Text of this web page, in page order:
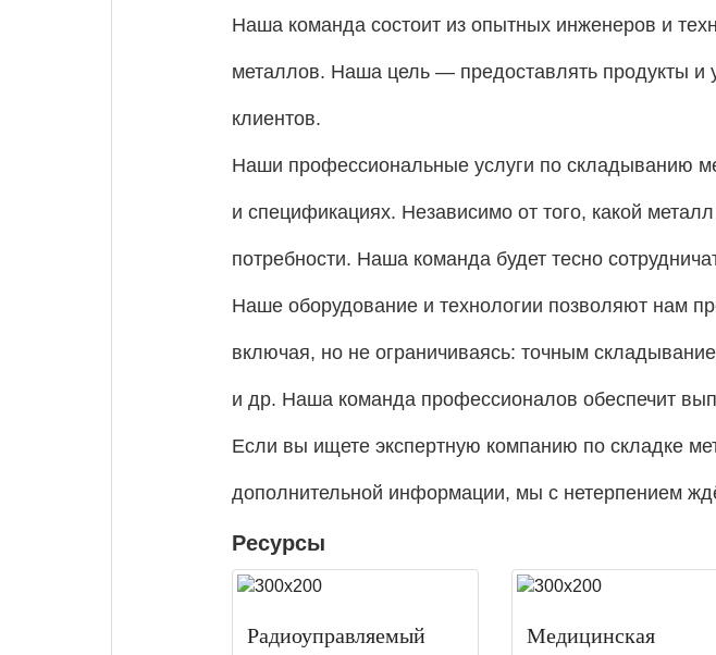
Наша команда состоит из опытных инженеров и
металлов. Наша цель — предоставлять продукты и
клиентов.
Наши профессиональные услуги по складыванию
и спецификациях. Независимо от того, какой
потребности. Наша команда будет тесно
Наше оборудование и технологии позволяют нам
включая, но не ограничиваясь: точным
и др. Наша команда профессионалов обеспечит
Если вы ищете экспертную компанию по складке
дополнительной информации, мы с нетерпением
Ресурсы
Радиоуправляемый
Медицинская